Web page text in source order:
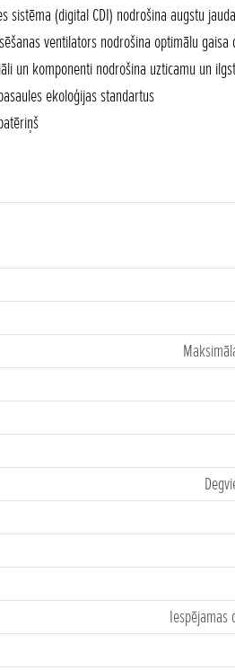
sistēma (digital CDI) nodrošina augstu
ventilators nodrošina optimālu
un komponenti nodrošina uzticamu un
ekoloģijas standartus
Iespējamas